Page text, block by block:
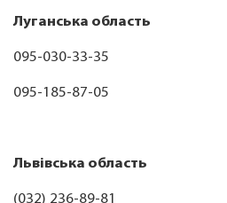
Луганська область
095-030-33-35
095-185-87-05
Львівська область
(032) 236-89-81